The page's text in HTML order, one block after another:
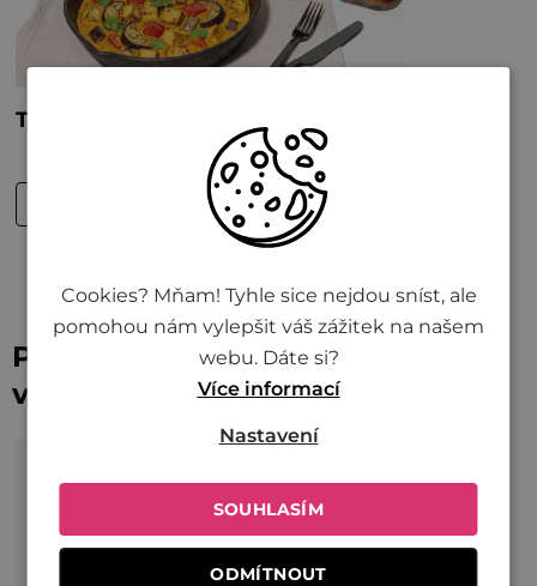
Podpořte chuť správným
vybavením
Cookies? Mňam! Tyhle sice nejdou sníst, ale
pomohou nám vylepšit váš zážitek na našem
webu. Dáte si?
Více informací
SOUHLASÍM
ODMÍTNOUT
Nastavení